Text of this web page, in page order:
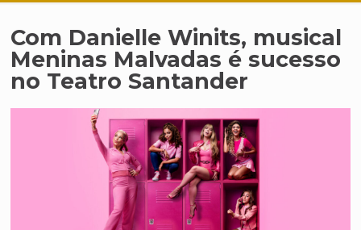
Com Danielle Winits, musical
Meninas Malvadas é sucesso
no Teatro Santander